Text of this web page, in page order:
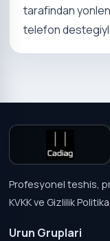
tarafindan
telefon
Profesyonel teshis,
KVKK ve Gizlilik
Urun Gruplari